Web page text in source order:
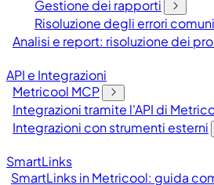
Gestione dei rapporti
Risoluzione degli errori
Analisi e report: risoluzione dei
API e Integrazioni
Metricool MCP
Integrazioni tramite l'API di
Integrazioni con strumenti esterni
SmartLinks
SmartLinks in Metricool: guida